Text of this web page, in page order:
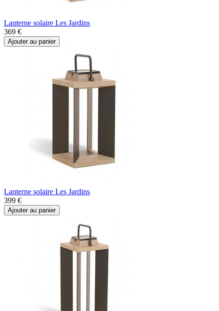
Lanterne solaire Les Jardins
369 €
Ajouter au panier
Lanterne solaire Les Jardins
399 €
Ajouter au panier